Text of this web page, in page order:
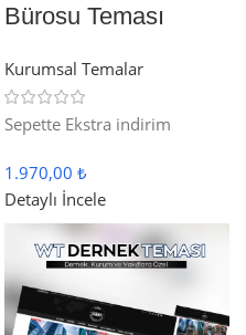
Bürosu Teması
Kurumsal Temalar
Sepette Ekstra indirim
1.970,00 ₺
Detaylı İncele